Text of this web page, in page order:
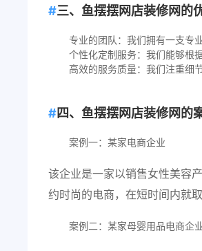
三、鱼摆摆网店装修网的
专业的团队：我们拥有一支专
个性化定制服务：我们能够根
高效的服务质量：我们注重细
四、鱼摆摆网店装修网的
案例一：某家电商企业
该企业是一家以销售女性美容
约时尚的电商，在短时间内就
案例二：某家母婴用品电商企